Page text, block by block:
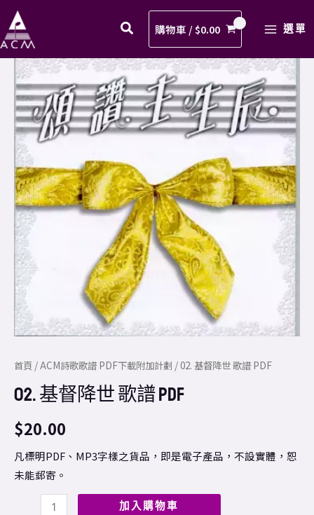
Skip
to
content
購物車 /$0.00
MENU
選單
首頁 /ACM詩歌歌譜 PDF下載附加計劃 / 02. 基督降世 歌譜 PDF
02. 基督降世 歌譜 PDF
$20.00
凡標明PDF、MP3字樣之貨品，即是電子產品，不設實體，恕
未能郵寄。
02.
基
督
降
世
歌
譜
PDF
數
量
加入購物車
降
世
歌
譜
PDF
數
量